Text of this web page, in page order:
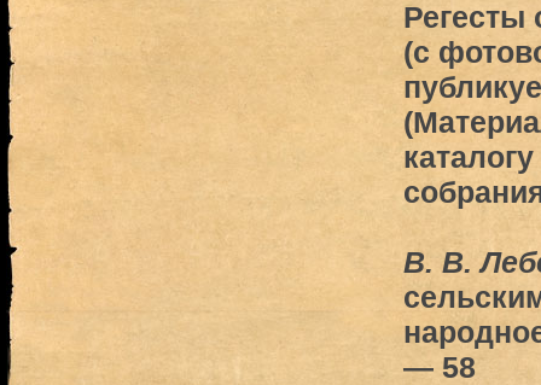
Регесты
(с
B. В.
— 58